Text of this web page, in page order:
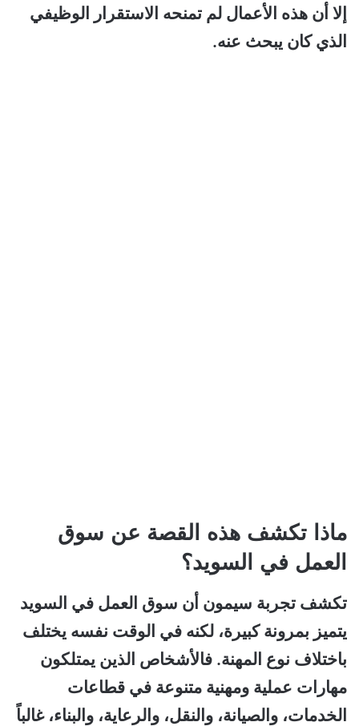
إلا أن هذه الأعمال لم تمنحه الاستقرار الوظيفي
الذي كان يبحث عنه.
ماذا تكشف هذه القصة عن سوق
العمل في السويد؟
تكشف تجربة سيمون أن سوق العمل في السويد
يتميز بمرونة كبيرة، لكنه في الوقت نفسه يختلف
باختلاف نوع المهنة. فالأشخاص الذين يمتلكون
مهارات عملية ومهنية متنوعة في قطاعات
الخدمات، والصيانة، والنقل، والرعاية، والبناء، غالباً